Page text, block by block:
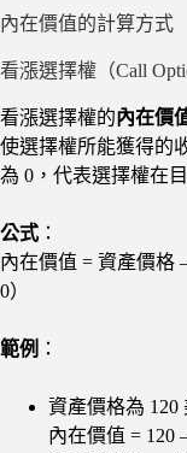
內在價值的計算方式
看漲選擇權（Call
看漲選擇權的內在價
使選擇權所能獲得的
為 0，代表選擇權在
公式 ：
內在價值 = 資產價格
0）
範例 ：
資產價格為 120
內在價值 = 120